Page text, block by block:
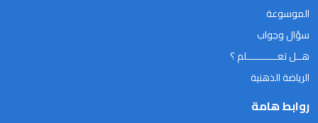
الموسوعة
سؤال وجواب
هــل تعـــــــــــلم ؟
الرياضة الذهنية
روابط هامة